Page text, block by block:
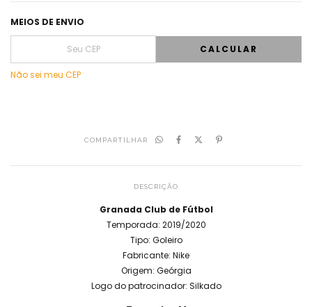
MEIOS DE ENVIO
CALCULAR
Não sei meu CEP
COMPARTILHAR
DESCRIÇÃO
Granada Club de Fútbol
Temporada: 2019/2020
Tipo: Goleiro
Fabricante: Nike
Origem: Geórgia
Logo do patrocinador: Silkado